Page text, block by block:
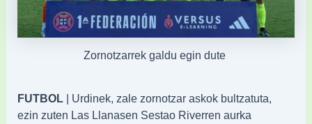
Zornotzarrek galdu egin dute
FUTBOL | Urdinek, zale zornotzar askok bultzatuta,
ezin zuten Las Llanasen Sestao Riverren aurka